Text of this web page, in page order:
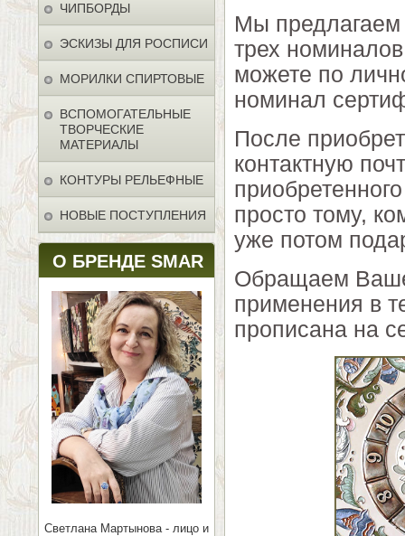
ЧИПБОРДЫ
ЭСКИЗЫ ДЛЯ РОСПИСИ
МОРИЛКИ СПИРТОВЫЕ
ВСПОМОГАТЕЛЬНЫЕ
ТВОРЧЕСКИЕ
МАТЕРИАЛЫ
КОНТУРЫ РЕЛЬЕФНЫЕ
НОВЫЕ ПОСТУПЛЕНИЯ
О БРЕНДЕ SMAR
Светлана Мартынова - лицо и
Мы
трех
можете по
номинал
После
контактную
просто тому,
уже потом
Обращаем Ваше
применения в
прописана на